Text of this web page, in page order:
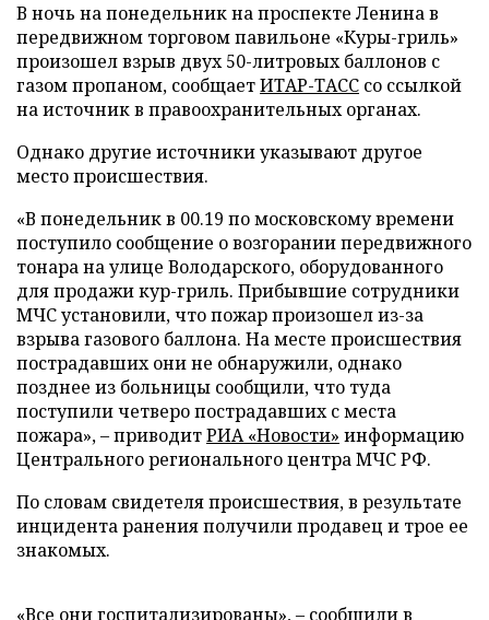
В ночь на понедельник на проспекте Ленина в
передвижном торговом павильоне «Куры-гриль»
произошел взрыв двух 50-литровых баллонов с
газом пропаном, сообщаетИТАР-ТАСС со ссылкой
на источник в правоохранительных органах.
Однако другие источники указывают другое
место происшествия.
«В понедельник в 00.19 по московскому времени
поступило сообщение о возгорании передвижного
тонара на улице Володарского, оборудованного
для продажи кур-гриль. Прибывшие сотрудники
МЧС установили, что пожар произошел из-за
взрыва газового баллона. На месте происшествия
пострадавших они не обнаружили, однако
позднее из больницы сообщили, что туда
поступили четверо пострадавших с места
пожара», – приводитРИА «Новости» информацию
Центрального регионального центра МЧС РФ.
По словам свидетеля происшествия, в результате
инцидента ранения получили продавец и трое ее
знакомых.
«Все они госпитализированы», – сообщили в